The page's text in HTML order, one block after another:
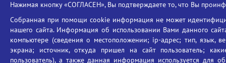
Нажимая кнопку «СОГЛАСЕН», Вы подтверждаете то, что Вы
Собранная при помощи cookie информация не может
нашего сайта. Информация об использовании Вами данного
компьютере (сведения о местоположении; ip-адрес; тип, язык,
экрана; источник, откуда пришел на сайт пользователь;
пользователь), а также данная информация используется для